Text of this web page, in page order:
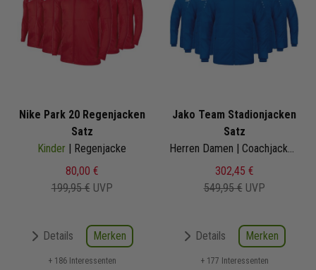
Nike Park 20 Regenjacken
Satz
Kinder | Regenjacke
80,00 €
199,95 € UVP
Details Merken
+ 186 Interessenten
Jako Team Stadionjacken
Satz
302,45 €
549,95 € UVP
Details Merken
+ 177 Interessenten